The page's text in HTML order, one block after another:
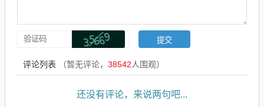
评论列表 （暂无评论， 38542人围观）
还没有评论，来说两句吧...